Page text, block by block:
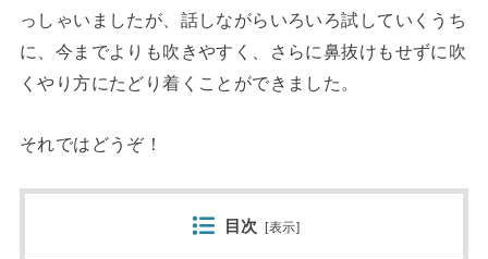
っしゃいましたが、話しながらいろいろ試していくうち
に、今までよりも吹きやすく、さらに鼻抜けもせずに吹
くやり方にたどり着くことができました。
それではどうぞ！
目次 [表示]